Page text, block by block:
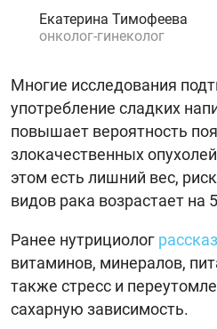
Екатерина Тимофеева
онколог-гинеколог
Многие исследования
употребление сладких
повышает вероятность
злокачественных
этом есть лишний вес,
видов рака возрастает на
Ранее нутрициолог
витаминов, минералов,
также стресс и
сахарную зависимость.